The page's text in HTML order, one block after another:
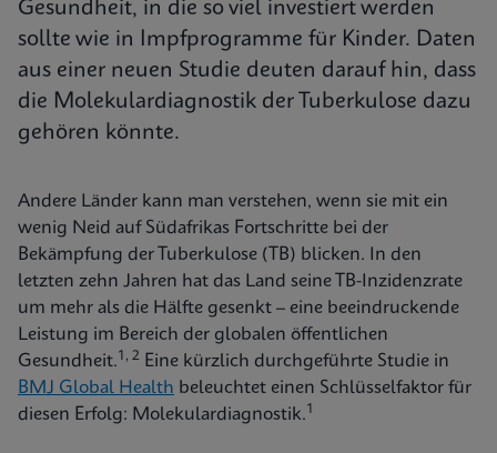
Gesundheit, in die so viel investiert werden
sollte wie in Impfprogramme für Kinder. Daten
aus einer neuen Studie deuten darauf hin, dass
die Molekulardiagnostik der Tuberkulose dazu
gehören könnte.
Andere Länder kann man verstehen, wenn sie mit ein
wenig Neid auf Südafrikas Fortschritte bei der
Bekämpfung der Tuberkulose (TB) blicken. In den
letzten zehn Jahren hat das Land seine TB-Inzidenzrate
um mehr als die Hälfte gesenkt – eine beeindruckende
Leistung im Bereich der globalen öffentlichen
Gesundheit.1, 2 Eine kürzlich durchgeführte Studie in
BMJ Global Health beleuchtet einen Schlüsselfaktor für
diesen Erfolg: Molekulardiagnostik.1